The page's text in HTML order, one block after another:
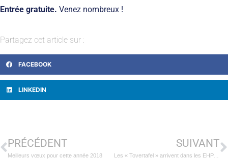
Entrée gratuite. Venez nombreux !
Partagez cet article sur :
FACEBOOK
LINKEDIN
PRÉCÉDENT
Meilleurs vœux pour cette année 2018
SUIVANT
Les « Tovertafel » arrivent dans les EHPAD du Groupe AHNAC !